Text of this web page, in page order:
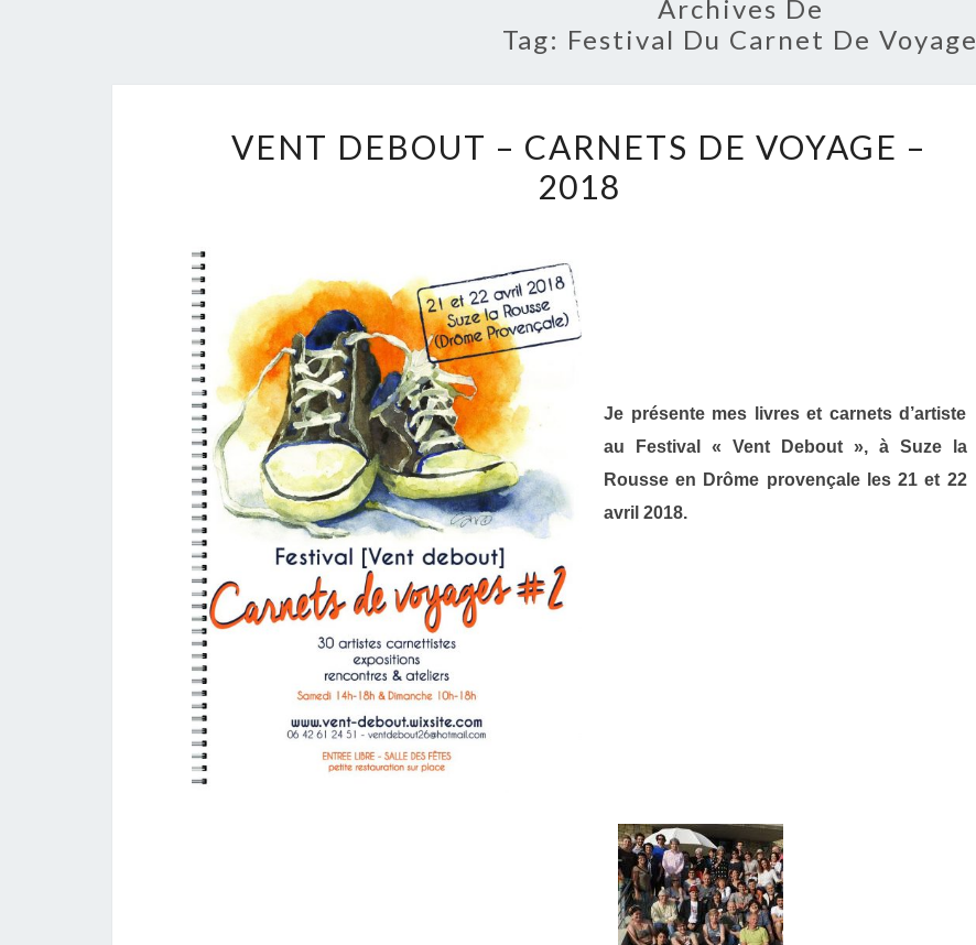
Archives De
Tag: Festival Du Carnet De Voyage
DEBOUT
–
–
VENT DEBOUT – CARNETS DE VOYAGE –
2018
Je présente mes livres et carnets d’artiste
au Festival « Vent Debout », à Suze la
Rousse en Drôme provençale les 21 et 22
avril 2018.